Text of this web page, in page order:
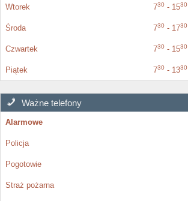
Wtorek 730 - 1530
Środa 730 - 1730
Czwartek 730 - 1530
Piątek 730 - 1330
Ważne telefony
Alarmowe
Policja
Pogotowie
Straż pożarna